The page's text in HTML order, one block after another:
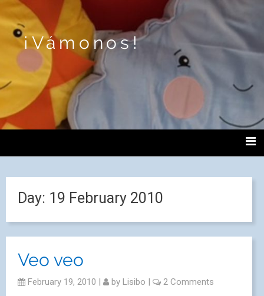
¡Vámonos!
Day: 19 February 2010
Veo veo
February 19, 2010 | by Lisibo | 2 Comments